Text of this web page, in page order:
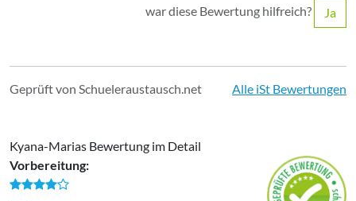
war diese Bewertung hilfreich? Ja
Geprüft von Schueleraustausch.net Alle iSt Bewertungen
Kyana-Marias Bewertung im Detail
Vorbereitung: